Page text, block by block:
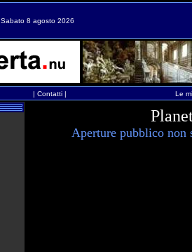
Sabato 8 agosto 2026
| Contatti| Le
Aperture pubblico non